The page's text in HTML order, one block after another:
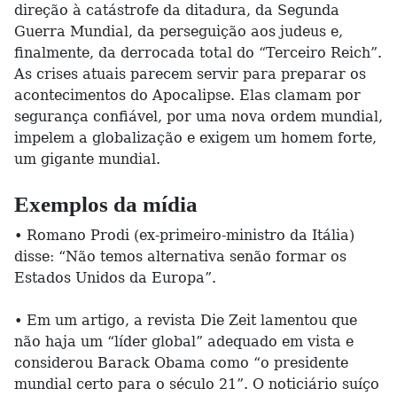
direção à catástrofe da ditadura, da Segunda
Guerra Mundial, da perseguição aos judeus e,
finalmente, da derrocada total do “Terceiro Reich”.
As crises atuais parecem servir para preparar os
acontecimentos do Apocalipse. Elas clamam por
segurança confiável, por uma nova ordem mundial,
impelem a globalização e exigem um homem forte,
um gigante mundial.
Exemplos da mídia
• Romano Prodi (ex-primeiro-ministro da Itália)
disse: “Não temos alternativa senão formar os
Estados Unidos da Europa”.
• Em um artigo, a revista Die Zeit lamentou que
não haja um “líder global” adequado em vista e
considerou Barack Obama como “o presidente
mundial certo para o século 21”. O noticiário suíço